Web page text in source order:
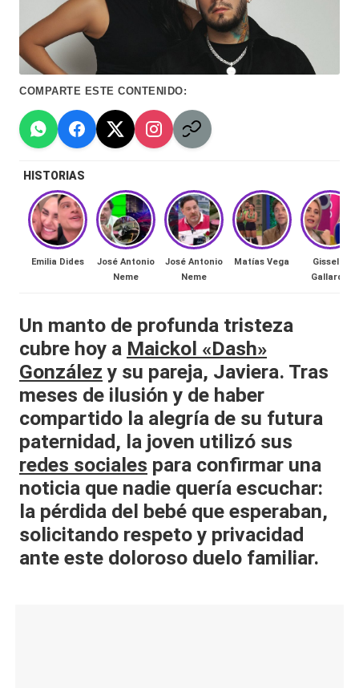
n
d
ul
a
C
hi
le
n
a
🔥
e
al
it
y
s,
T
V
y
R
Tendencias
-
Exclusivas
-
redes
COMPARTE ESTE CONTENIDO:
HISTORIAS
Emilia Dides
José Antonio
Neme
José Antonio
Neme
Matías Vega
Gissella
Gallardo
Un manto de profunda tristeza
cubre hoy a Maickol «Dash»
González y su pareja, Javiera. Tras
meses de ilusión y de haber
compartido la alegría de su futura
paternidad, la joven utilizó sus
redes sociales para confirmar una
noticia que nadie quería escuchar:
la pérdida del bebé que esperaban,
solicitando respeto y privacidad
ante este doloroso duelo familiar.